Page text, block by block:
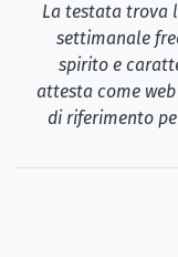
La testata trova
settimanale
spirito e
attesta come
di riferimento